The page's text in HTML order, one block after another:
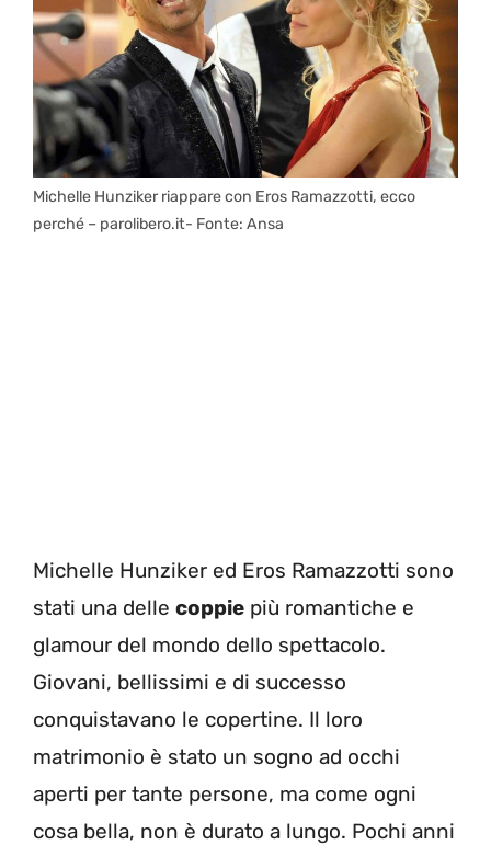
Michelle Hunziker riappare con Eros Ramazzotti, ecco
perché – parolibero.it- Fonte: Ansa
Michelle Hunziker ed Eros Ramazzotti sono
stati una delle coppie più romantiche e
glamour del mondo dello spettacolo.
Giovani, bellissimi e di successo
conquistavano le copertine. Il loro
matrimonio è stato un sogno ad occhi
aperti per tante persone, ma come ogni
cosa bella, non è durato a lungo. Pochi anni